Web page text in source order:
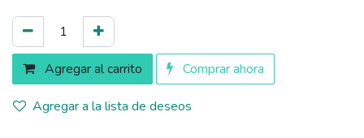
Agregar al carrito Comprar ahora
Agregar a la lista de deseos